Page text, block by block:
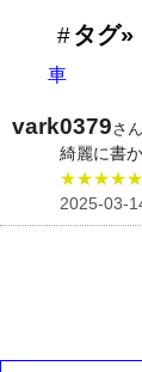
タグ»
車
vark0379さ
綺麗に書
★★★★★
2025-03-